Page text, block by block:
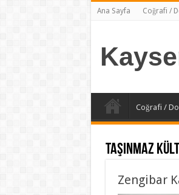
Ana Sayfa Coğrafi /
Coğrafi /
Taşınmaz
Zengibar